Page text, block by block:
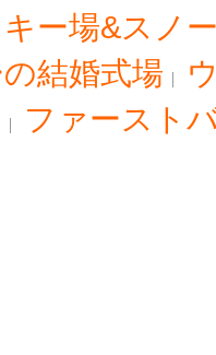
ー場&スノ
結婚式場
ファースト